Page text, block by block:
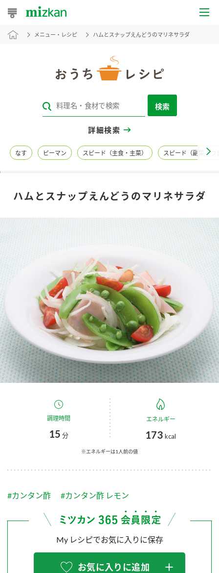
おうちレシピ
レシピカテゴリ一覧
レシピ名特集
商品情報
商品カテゴリ
お酢ドリンク ぽん酢
みりん風・料理酒 鍋用調味料
つゆ たれ
スープ 中華
ふりかけ
炊き込みご飯の素 米飯用調味液
新商品一覧
キャンペーン情報
ブランド・スペシャルサイト
ブランド・スペシャルサイト トップ
商品ブランドサイト
Fibee（ファイビー）
くらしプラ酢
カンタン酢
お酢ドリンク
つゆ
PIN印
千夜
企業情報
国内事業概要
企業理念
ミツカンの歴史
ミツカンを知る
環境への取り組み
ZENB initiative
MIM（ミツカンミュージアム）
販売終了製品のご案内
メニュー・レシピ ハムとスナップえんどうのマリネサラダ
検索
詳細検索
なす ピーマン スピード（主食・主菜） スピード（副菜・つ
ハムとスナップえんどうのマリネサラダ
調理時間
15 分
エネルギー
173 kcal
※エネルギーは1人前の値
#カンタン酢 #カンタン酢 レモン
My レシピでお気に入りに保存
お気に入りに追加